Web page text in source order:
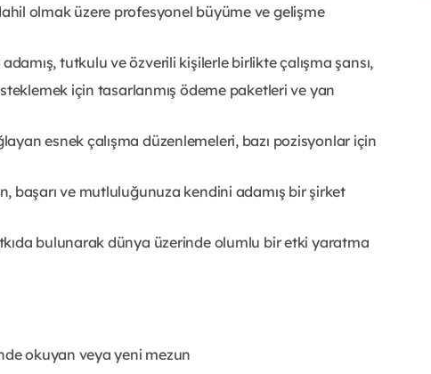
olmak üzere profesyonel büyüme ve gelişme
tutkulu ve özverili kişilerle birlikte çalışma şansı,
için tasarlanmış ödeme paketleri ve yan
esnek çalışma düzenlemeleri, bazı pozisyonlar için
başarı ve mutluluğunuza kendini adamış bir şirket
bulunarak dünya üzerinde olumlu bir etki yaratma
okuyan veya yeni mezun